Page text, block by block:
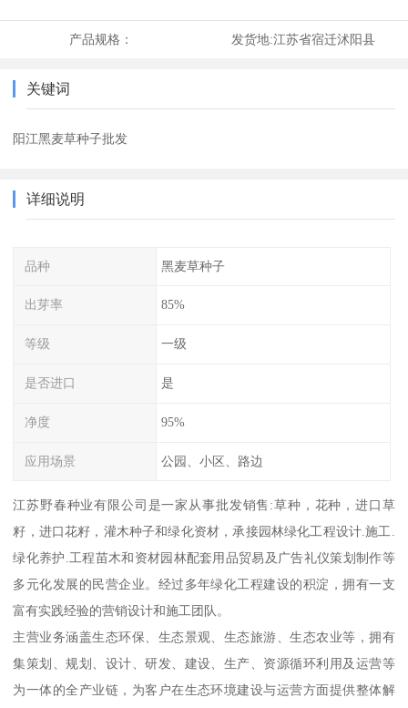
产品规格： 发货地:江苏省宿迁沭阳县
关键词
阳江黑麦草种子批发
详细说明
品种 黑麦草种子
出芽率 85%
等级 一级
是否进口 是
净度 95%
应用场景 公园、小区、路边
江苏野春种业有限公司是一家从事批发销售:草种，花种，进口草
籽，进口花籽，灌木种子和绿化资材，承接园林绿化工程设计.施工.
绿化养护.工程苗木和资材园林配套用品贸易及广告礼仪策划制作等
多元化发展的民营企业。经过多年绿化工程建设的积淀，拥有一支
富有实践经验的营销设计和施工团队。
主营业务涵盖生态环保、生态景观、生态旅游、生态农业等，拥有
集策划、规划、设计、研发、建设、生产、资源循环利用及运营等
为一体的全产业链，为客户在生态环境建设与运营方面提供整体解